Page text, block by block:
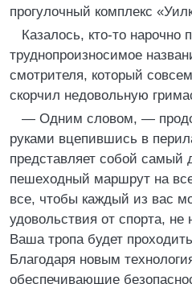
прогулочный комплекс
Казалось, кто-то нарочно
труднопроизносимое
смотрителя, который
скорчил недовольную
— Одним словом, —
руками вцепившись в
представляет собой самый
пешеходный маршрут на
все, чтобы каждый из вас
удовольствия от спорта, не
Ваша тропа будет
Благодаря новым
обеспечивающие